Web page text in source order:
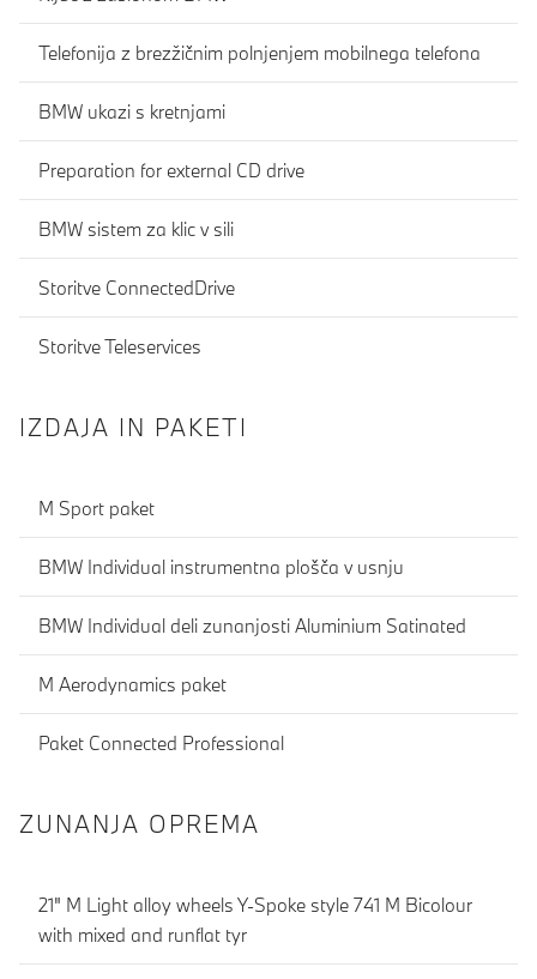
Telefonija z brezžičnim polnjenjem mobilnega telefona
BMW ukazi s kretnjami
Preparation for external CD drive
BMW sistem za klic v sili
Storitve ConnectedDrive
Storitve Teleservices
IZDAJA IN PAKETI
M Sport paket
BMW Individual instrumentna plošča v usnju
BMW Individual deli zunanjosti Aluminium Satinated
M Aerodynamics paket
Paket Connected Professional
ZUNANJA OPREMA
21" M Light alloy wheels Y-Spoke style 741 M Bicolour
with mixed and runflat tyr